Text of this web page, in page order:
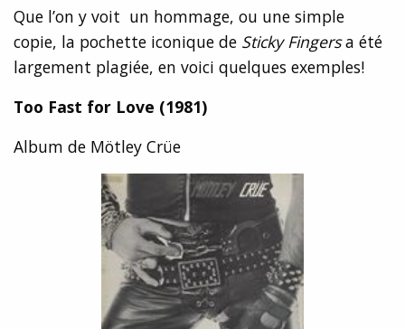
Que l’on y voit un hommage, ou une simple
copie, la pochette iconique de Sticky Fingersa été
largement plagiée, en voici quelques exemples!
Too Fast for Love (1981)
Album de Mötley Crüe